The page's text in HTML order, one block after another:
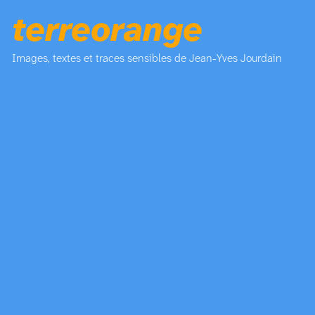
terreorange
Images, textes et traces sensibles de Jean-Yves Jourdain